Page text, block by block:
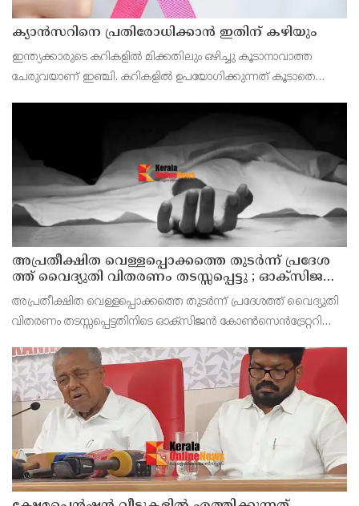
ക്യാൻസറിനെ പ്രതിരോധിക്കാൻ ഇതിന് കഴിയും
ഇന്ത്യക്കാരുടെ കറികളിൽ മിക്കതിലും ഒഴിച്ചു കൂടാനാവാത്ത
ചേരുവയാണ് ഇഞ്ചി. കറികളിൽ ഉപയോഗിക്കുന്നത് കൂടാതെ
അ​പ്ര​തീ​ക്ഷി​ത വെ​ള്ള​പ്പൊ​ക്ക​ത്തെ തു​ട​ർ​ന്ന് പ്ര​ദേ​ശ​
ത്ത് വൈ​ദ്യു​തി വി​ത​ര​ണം ത​ട​സ്സ​പ്പെ​ട്ടു ; ഓക്സിജൻ
കോൺസെൻട്രേറ്റർ നിലച്ച് രോഗി മരിച്ചു
അപ്രതീക്ഷിത വെള്ളപ്പൊക്കത്തെ തുടർന്ന് പ്രദേശത്ത് വൈദ്യുതി
വിതരണം തടസ്സപ്പെട്ടതിനിടെ ഓക്സിജൻ കോൺസെൻട്രേറ്ററിന്റെ
തലവടി ഗ്രാമപഞ്ചായത്ത് 11ാം വാർ